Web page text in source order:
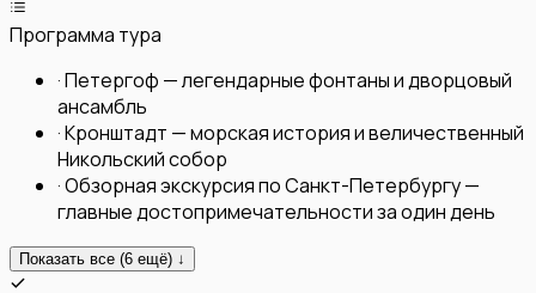
Программа тура
·Петергоф — легендарные фонтаны и дворцовый
ансамбль
·Кронштадт — морская история и величественный
Никольский собор
·Обзорная экскурсия по Санкт-Петербургу —
главные достопримечательности за один день
Показать все (6 ещё) ↓